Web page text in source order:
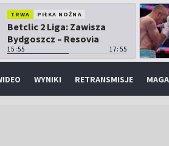
TRWA PIŁKA NOŻNA
Betclic 2 Liga: Zawisza
Bydgoszcz – Resovia
15:55 17:55
WYNIKI RETRANSMISJE